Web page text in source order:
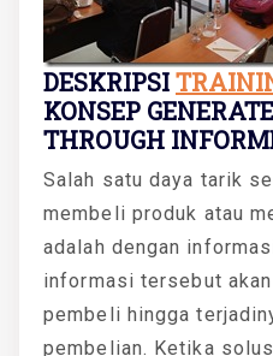
DESKRIPSI
KONSEP
THROUGH
Salah satu daya tarik
membeli produk atau
adalah dengan
informasi tersebut
pembeli hingga
pembelian. Ketika